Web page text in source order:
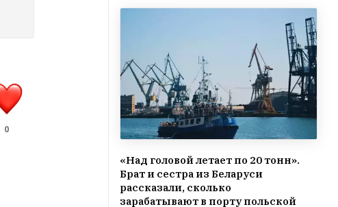
0
«Над головой летает по 20 тонн».
Брат и сестра из Беларуси
рассказали, сколько
зарабатывают в порту польской